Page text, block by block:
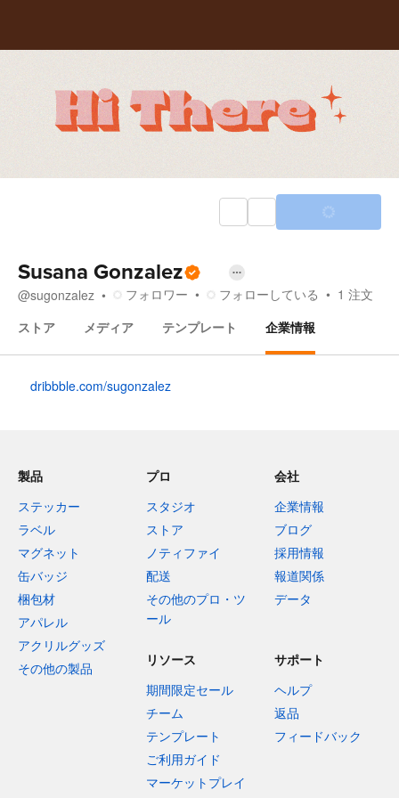
Susana Gonzalez
@sugonzalez フォロワー フォローしている 1 注文
ストア
メディア テンプレート 企業情報
dribbble.com/sugonzalez
製品
ステッカー
ラベル
マグネット
缶バッジ
梱包材
アパレル
アクリルグッズ
その他の製品
プロ
スタジオ
ストア
ノティファイ
配送
その他のプロ・ツ
ール
会社
企業情報
ブログ
採用情報
報道関係
データ
リソース
期間限定セール
チーム
テンプレート
ご利用ガイド
マーケットプレイ
サポート
ヘルプ
返品
フィードバック